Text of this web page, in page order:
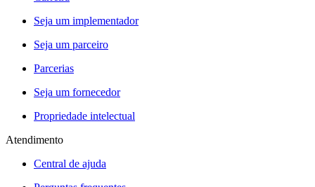
Seja um implementador
Seja um parceiro
Parcerias
Seja um fornecedor
Propriedade intelectual
Atendimento
Central de ajuda